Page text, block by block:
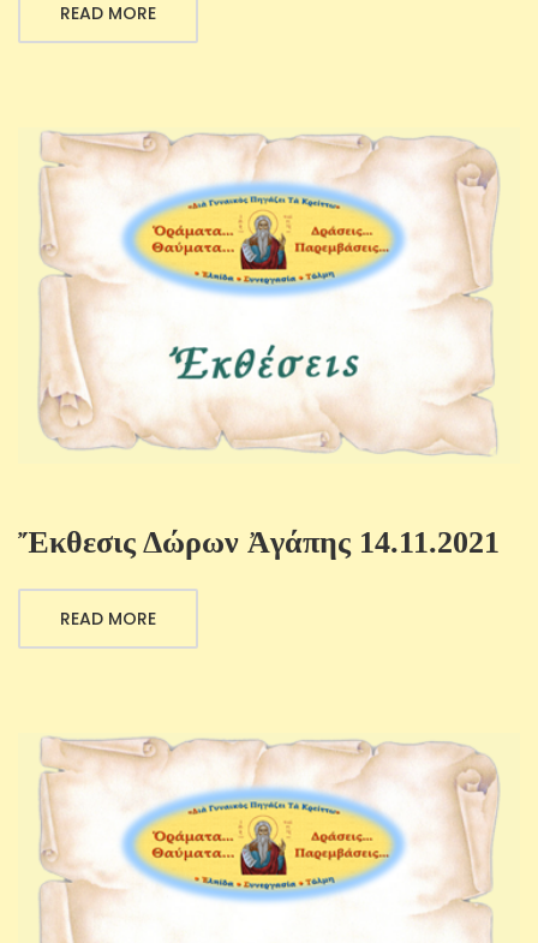
READ MORE
Ἔκθεσις Δώρων Ἀγάπης 14.11.2021
READ MORE